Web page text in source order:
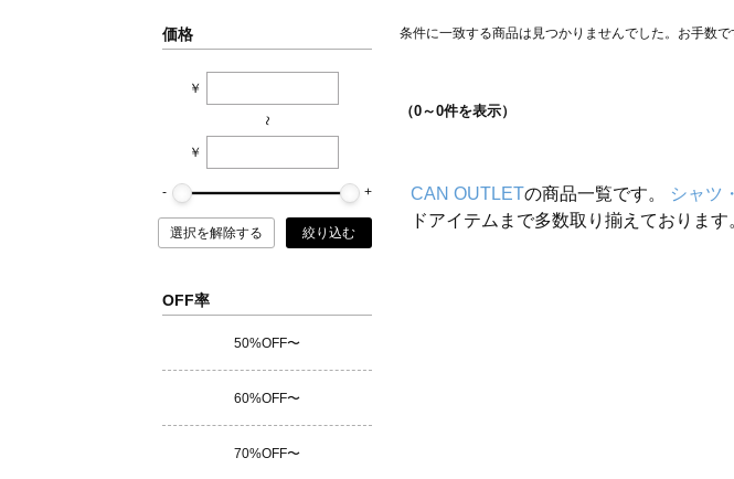
価格
￥
~
￥
選択を解除する 絞り込む
OFF率
50%OFF〜
60%OFF〜
70%OFF〜
条件に一致する商品は見つかりませんでした。お手数で
（0～0件を表示）
CAN OUTLETの商品一覧です。 シャツ
ドアイテムまで多数取り揃えておりま